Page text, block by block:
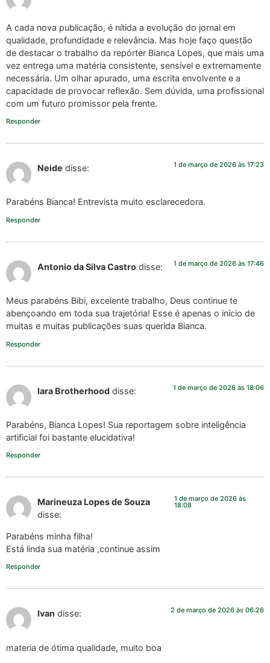
A cada nova publicação, é nítida a evolução do jornal em
qualidade, profundidade e relevância. Mas hoje faço questão
de destacar o trabalho da repórter Bianca Lopes, que mais uma
vez entrega uma matéria consistente, sensível e extremamente
necessária. Um olhar apurado, uma escrita envolvente e a
capacidade de provocar reflexão. Sem dúvida, uma profissional
com um futuro promissor pela frente.
Responder
Neide disse: 1 de março de 2026 às 17:23
Parabéns Bianca! Entrevista muito esclarecedora.
Responder
Antonio da Silva Castro disse: 1 de março de 2026 às 17:46
Meus parabéns Bibi, excelente trabalho, Deus continue te
abençoando em toda sua trajetória! Esse é apenas o início de
muitas e muitas publicações suas querida Bianca.
Responder
Iara Brotherhood disse: 1 de março de 2026 às 18:06
Parabéns, Bianca Lopes! Sua reportagem sobre inteligência
artificial foi bastante elucidativa!
Responder
Marineuza Lopes de Souza
disse:
1 de março de 2026 às
18:08
Parabéns minha filha!
Está linda sua matéria ,continue assim
Responder
Ivan disse: 2 de março de 2026 às 06:26
materia de ótima qualidade, muito boa